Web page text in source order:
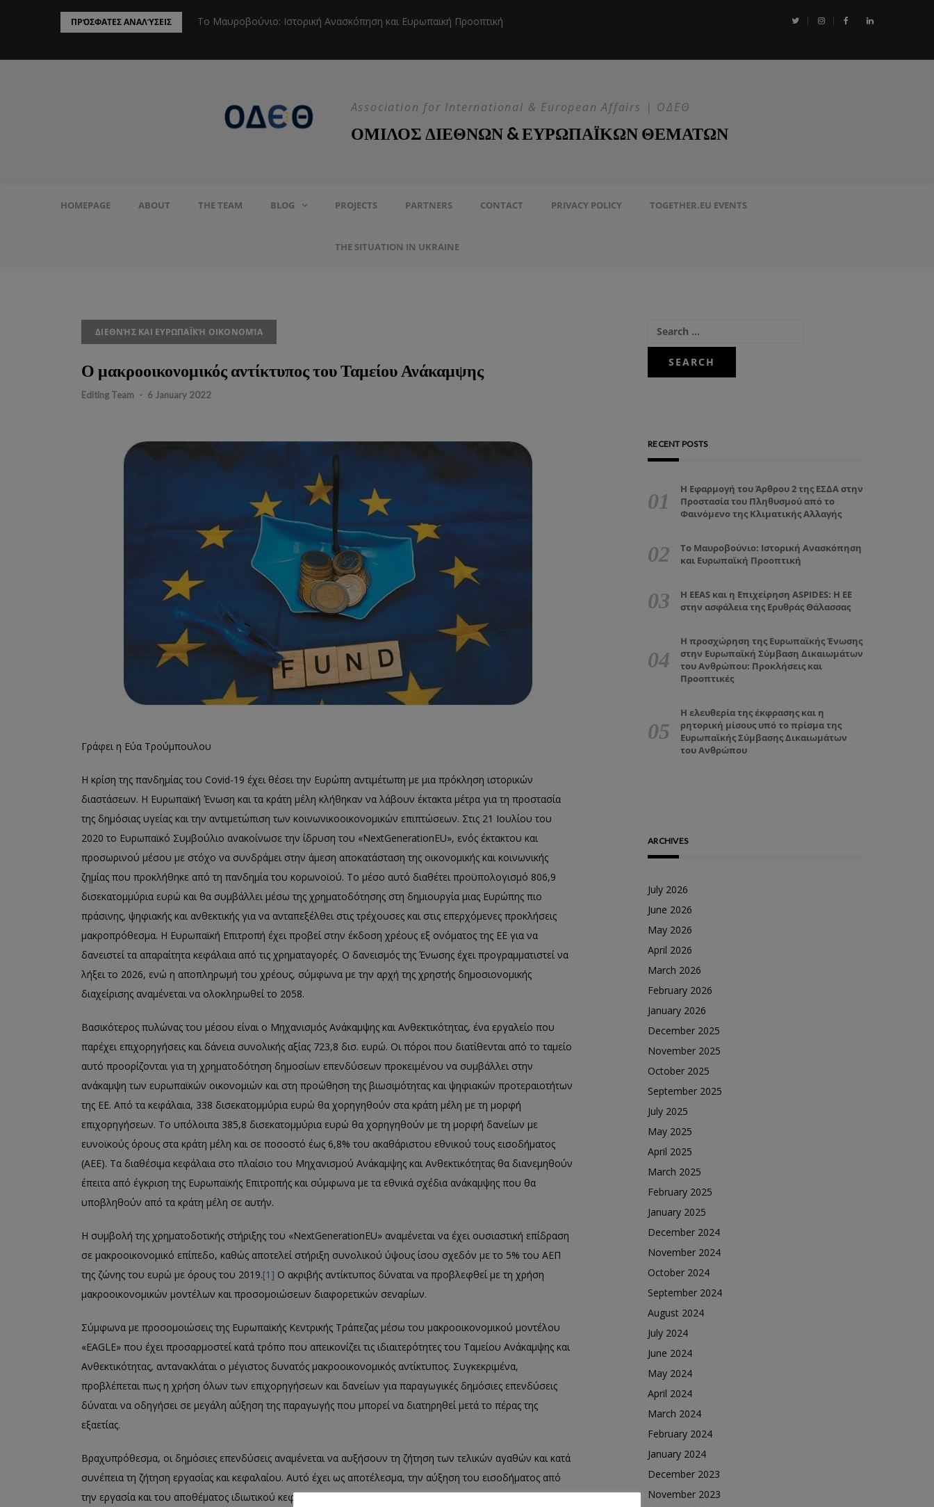
ΠΡΌΣΦΑΤΕΣ ΑΝΑΛΎΣΕΙΣ
Προστασία του Πληθυσμού από το Το Μαυροβούνιο: Ιστορική Ανασκόπηση και Ευρωπαϊκή Προοπτική Η EEAS και η Επιχείρηση ASPIDES: Η ΕΕ στην ασφάλεια της Ερυθράς
Association for International & European Affairs | ΟΔΕΘ
ΟΜΙΛΟΣ ΔΙΕΘΝΩΝ & ΕΥΡΩΠΑΪΚΩΝ ΘΕΜΑΤΩΝ
HOMEPAGE ABOUT THE TEAM BLOG PROJECTS PARTNERS CONTACT PRIVACY POLICY TOGETHER.EU EVENTS
THE SITUATION IN UKRAINE
ΔΙΕΘΝΉΣ ΚΑΙ ΕΥΡΩΠΑΪΚΉ ΟΙΚΟΝΟΜΊΑ
Ο μακροοικονομικός αντίκτυπος του Ταμείου Ανάκαμψης
Editing Team - 6 January 2022
Γράφει η Εύα Τρούμπουλου
H κρίση της πανδημίας του Covid-19 έχει θέσει την Ευρώπη αντιμέτωπη με μια πρόκληση ιστορικών
διαστάσεων. Η Ευρωπαϊκή Ένωση και τα κράτη μέλη κλήθηκαν να λάβουν έκτακτα μέτρα για τη προστασία
της δημόσιας υγείας και την αντιμετώπιση των κοινωνικοοικονομικών επιπτώσεων. Στις 21 Ιουλίου του
2020 το Ευρωπαϊκό Συμβούλιο ανακοίνωσε την ίδρυση του «ΝextGenerationEU», ενός έκτακτου και
προσωρινού μέσου με στόχο να συνδράμει στην άμεση αποκατάσταση της οικονομικής και κοινωνικής
ζημίας που προκλήθηκε από τη πανδημία του κορωνοϊού. Το μέσο αυτό διαθέτει προϋπολογισμό 806,9
δισεκατομμύρια ευρώ και θα συμβάλλει μέσω της χρηματοδότησης στη δημιουργία μιας Ευρώπης πιο
πράσινης, ψηφιακής και ανθεκτικής για να ανταπεξέλθει στις τρέχουσες και στις επερχόμενες προκλήσεις
μακροπρόθεσμα. Η Ευρωπαϊκή Επιτροπή έχει προβεί στην έκδοση χρέους εξ ονόματος της ΕΕ για να
δανειστεί τα απαραίτητα κεφάλαια από τις χρηματαγορές. Ο δανεισμός της Ένωσης έχει προγραμματιστεί να
λήξει το 2026, ενώ η αποπληρωμή του χρέους, σύμφωνα με την αρχή της χρηστής δημοσιονομικής
διαχείρισης αναμένεται να ολοκληρωθεί το 2058.
Βασικότερος πυλώνας του μέσου είναι ο Μηχανισμός Ανάκαμψης και Ανθεκτικότητας, ένα εργαλείο που
παρέχει επιχορηγήσεις και δάνεια συνολικής αξίας 723,8 δισ. ευρώ. Οι πόροι που διατίθενται από το ταμείο
αυτό προορίζονται για τη χρηματοδότηση δημοσίων επενδύσεων προκειμένου να συμβάλλει στην
ανάκαμψη των ευρωπαϊκών οικονομιών και στη προώθηση της βιωσιμότητας και ψηφιακών προτεραιοτήτων
της ΕΕ. Από τα κεφάλαια, 338 δισεκατομμύρια ευρώ θα χορηγηθούν στα κράτη μέλη με τη μορφή
επιχορηγήσεων. Το υπόλοιπα 385,8 δισεκατομμύρια ευρώ θα χορηγηθούν με τη μορφή δανείων με
ευνοϊκούς όρους στα κράτη μέλη και σε ποσοστό έως 6,8% του ακαθάριστου εθνικού τους εισοδήματος
(ΑΕΕ). Τα διαθέσιμα κεφάλαια στο πλαίσιο του Μηχανισμού Ανάκαμψης και Ανθεκτικότητας θα διανεμηθούν
έπειτα από έγκριση της Ευρωπαϊκής Επιτροπής και σύμφωνα με τα εθνικά σχέδια ανάκαμψης που θα
υποβληθούν από τα κράτη μέλη σε αυτήν.
H συμβολή της χρηματοδοτικής στήριξης του «ΝextGenerationEU» αναμένεται να έχει ουσιαστική επίδραση
σε μακροοικονομικό επίπεδο, καθώς αποτελεί στήριξη συνολικού ύψους ίσου σχεδόν με το 5% του ΑΕΠ
της ζώνης του ευρώ με όρους του 2019.[1] Ο ακριβής αντίκτυπος δύναται να προβλεφθεί με τη χρήση
μακροοικονομικών μοντέλων και προσομοιώσεων διαφορετικών σεναρίων.
Σύμφωνα με προσομοιώσεις της Ευρωπαϊκής Κεντρικής Τράπεζας μέσω του μακροοικονομικού μοντέλου
«EAGLE» που έχει προσαρμοστεί κατά τρόπο που απεικονίζει τις ιδιαιτερότητες του Ταμείου Ανάκαμψης και
Ανθεκτικότητας, αντανακλάται ο μέγιστος δυνατός μακροοικονομικός αντίκτυπος. Συγκεκριμένα,
προβλέπεται πως η χρήση όλων των επιχορηγήσεων και δανείων για παραγωγικές δημόσιες επενδύσεις
δύναται να οδηγήσει σε μεγάλη αύξηση της παραγωγής που μπορεί να διατηρηθεί μετά το πέρας της
εξαετίας.
Βραχυπρόθεσμα, οι δημόσιες επενδύσεις αναμένεται να αυξήσουν τη ζήτηση των τελικών αγαθών και κατά
συνέπεια τη ζήτηση εργασίας και κεφαλαίου. Αυτό έχει ως αποτέλεσμα, την αύξηση του εισοδήματος από
την εργασία και του αποθέματος ιδιωτικού κεφαλαίου, ενισχύοντας την εγχώρια κατανάλωση και επένδυση.
RECENT POSTS
Η Εφαρμογή του Άρθρου 2 της ΕΣΔΑ στην
Προστασία του Πληθυσμού από το
Φαινόμενο της Κλιματικής Αλλαγής
Το Μαυροβούνιο: Ιστορική Ανασκόπηση
και Ευρωπαϊκή Προοπτική
Η EEAS και η Επιχείρηση ASPIDES: Η ΕΕ
στην ασφάλεια της Ερυθράς Θάλασσας
Η προσχώρηση της Ευρωπαϊκής Ένωσης
στην Ευρωπαϊκή Σύμβαση Δικαιωμάτων
του Ανθρώπου: Προκλήσεις και
Προοπτικές
Η ελευθερία της έκφρασης και η
ρητορική μίσους υπό το πρίσμα της
Ευρωπαϊκής Σύμβασης Δικαιωμάτων
του Ανθρώπου
ARCHIVES
July 2026
June 2026
May 2026
April 2026
March 2026
February 2026
January 2026
December 2025
November 2025
October 2025
September 2025
July 2025
May 2025
April 2025
March 2025
February 2025
January 2025
December 2024
November 2024
October 2024
September 2024
August 2024
July 2024
June 2024
May 2024
April 2024
March 2024
February 2024
January 2024
December 2023
November 2023